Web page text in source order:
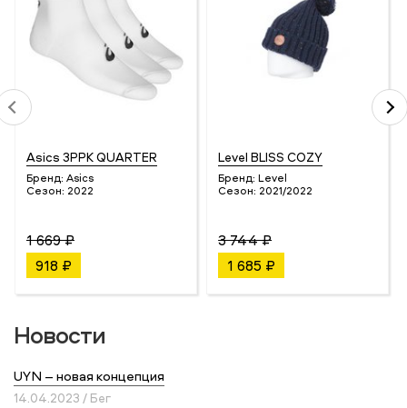
Asics 3PPK QUARTER
Бренд: Asics
Сезон: 2022
1 669 ₽
918 ₽
Level BLISS COZY
Бренд: Level
Сезон: 2021/2022
3 744 ₽
1 685 ₽
Новости
UYN – новая концепция
14.04.2023 / Бег